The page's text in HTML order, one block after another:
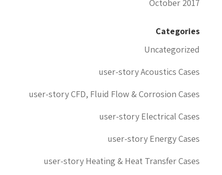
October 2017
Categories
Uncategorized
user-story Acoustics Cases
user-story CFD, Fluid Flow & Corrosion Cases
user-story Electrical Cases
user-story Energy Cases
user-story Heating & Heat Transfer Cases